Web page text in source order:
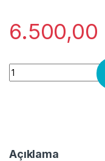
6.500,00
7L5907040A
Açıklama